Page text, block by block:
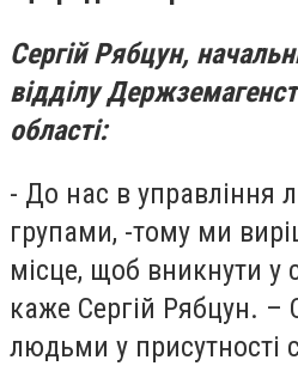
Сергій Рябцун,
відділу
області:
- До нас в управління
групами, -тому ми
місце, щоб вникнути у
каже Сергій Рябцун. –
людьми у присутності